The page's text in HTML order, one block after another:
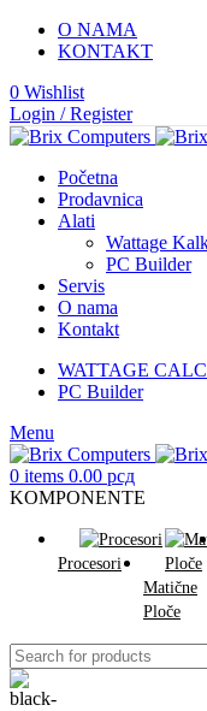
O NAMA
KONTAKT
0 Wishlist
Login / Register
Početna
Prodavnica
Alati
Wattage
PC Builder
Servis
O nama
Kontakt
WATTAGE
PC Builder
Menu
0 items 0.00 рсд
KOMPONENTE
Procesori
Matične
Ploče